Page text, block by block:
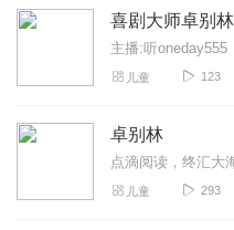
喜剧大师卓别林
主播:听oneday555
儿童 123
卓别林
点滴阅读，终汇大
儿童 293